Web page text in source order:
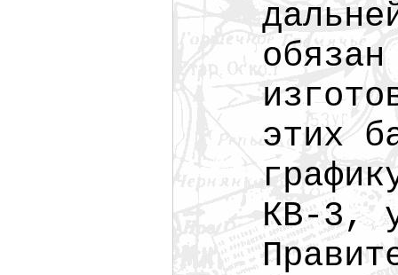
этих
КВ-3,